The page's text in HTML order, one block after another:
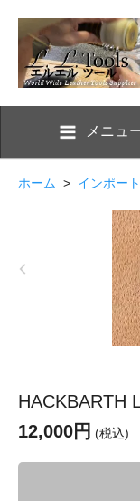
メニュ
ホーム > インポー
HACKBARTH
12,000円 (税込)